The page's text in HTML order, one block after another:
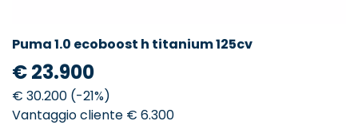
Puma 1.0 ecoboost h titanium 125cv
€ 23.900
€ 30.200 (-21%)
Vantaggio cliente € 6.300